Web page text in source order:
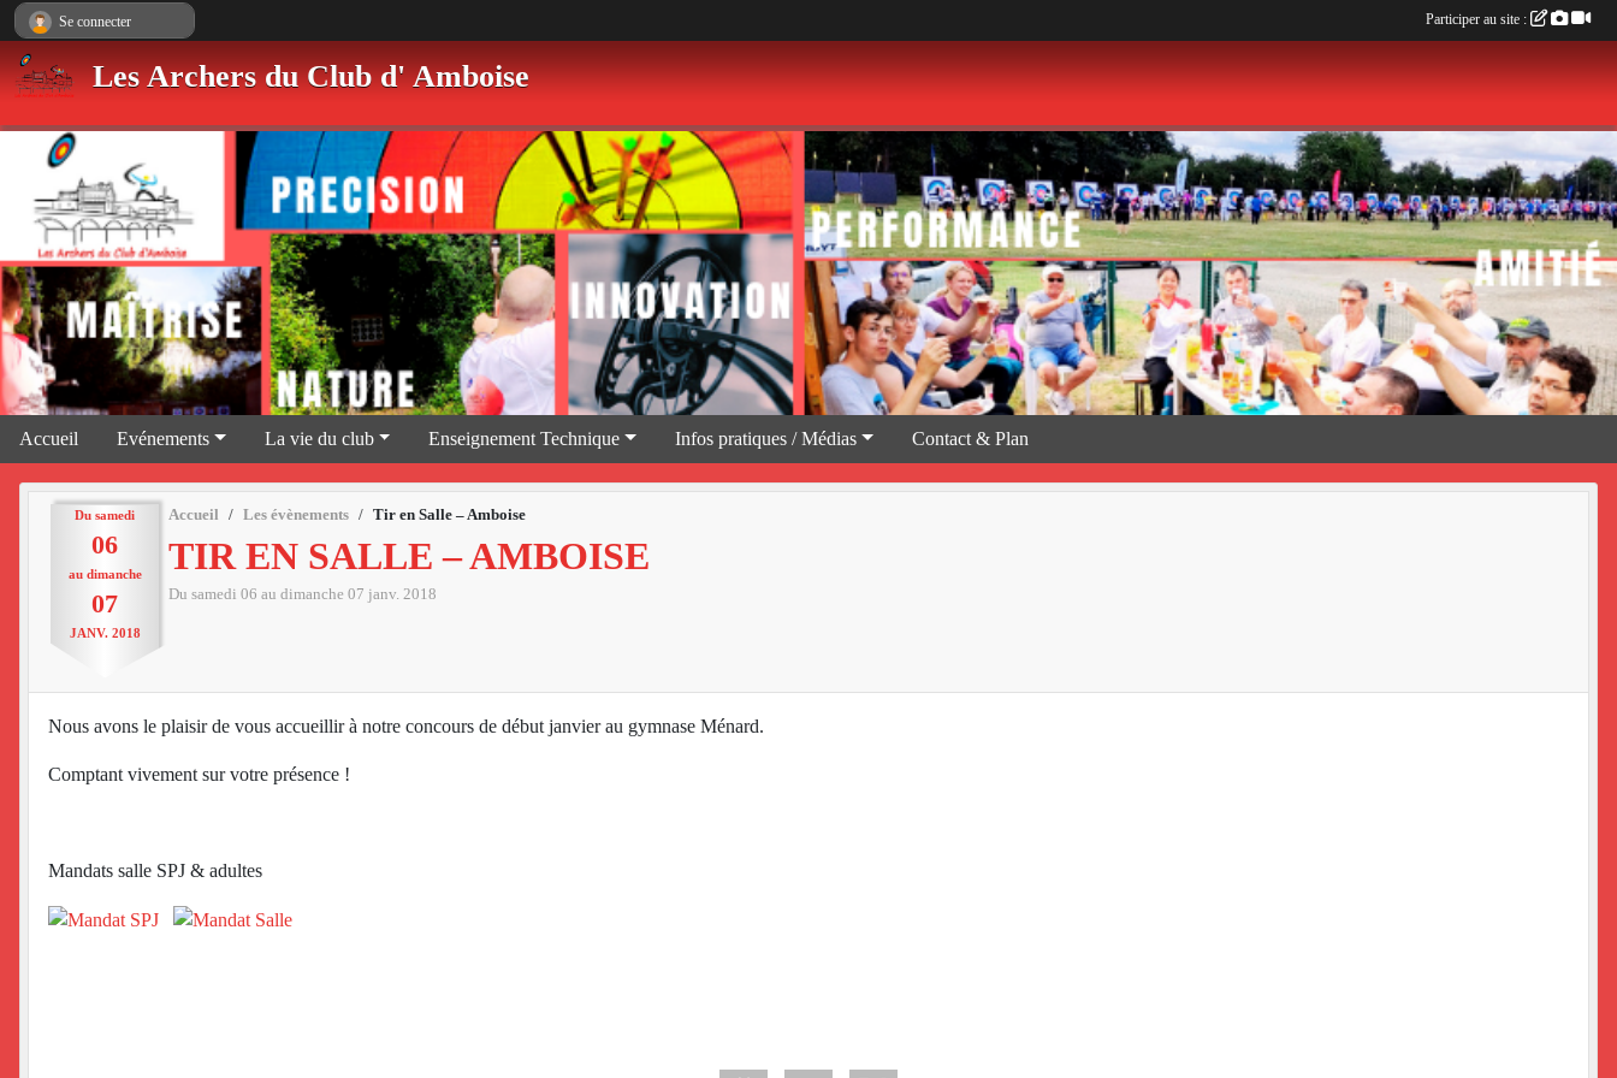
Les Archers du Club d' Amboise
Accueil Evénements La vie du club Enseignement Technique Infos pratiques / Médias Contact & Plan
Du samedi
06
au dimanche
07
JANV. 2018
Accueil Les évènements Tir en Salle – Amboise
TIR EN SALLE – AMBOISE
Du samedi 06 au dimanche 07 janv. 2018
Nous avons le plaisir de vous accueillir à notre concours de début janvier au gymnase Ménard.
Comptant vivement sur votre présence !
Mandats salle SPJ & adultes
Se connecter Participer au site :
Panneau de gestion des cookies